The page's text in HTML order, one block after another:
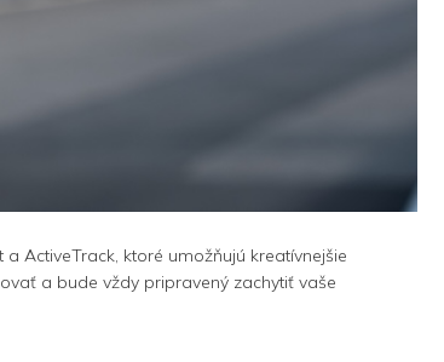
ActiveTrack, ktoré umožňujú kreatívnejšie
a bude vždy pripravený zachytiť vaše